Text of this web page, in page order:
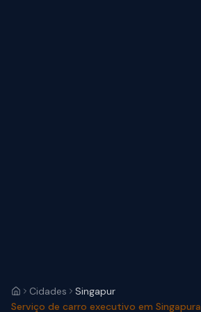
Cidades
Singapur
Serviço de carro executivo em Singapura